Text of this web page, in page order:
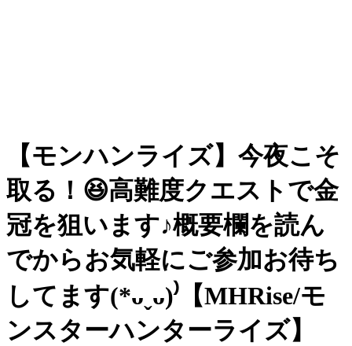
【モンハンライズ】今夜こそ
取る！😆高難度クエストで金
冠を狙います♪概要欄を読ん
でからお気軽にご参加お待ち
してます(*ᴗˬᴗ)⁾【MHRise/モ
ンスターハンターライズ】